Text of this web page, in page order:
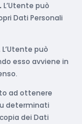
L’Utente può
Dati Personali
L’Utente può
esso avviene in
ad ottenere
determinati
dei Dati